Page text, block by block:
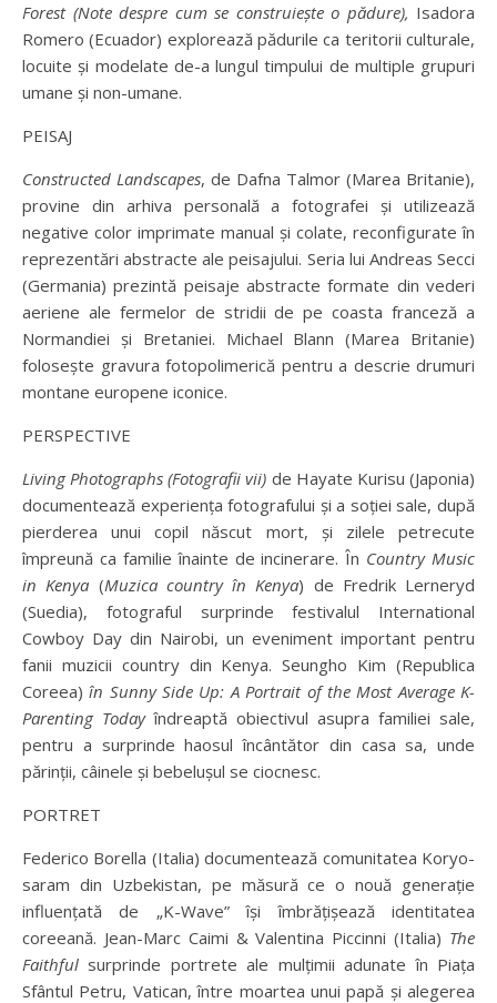
Forest (Note despre cum se construiește o pădure), Isadora
Romero (Ecuador) explorează pădurile ca teritorii culturale,
locuite și modelate de-a lungul timpului de multiple grupuri
umane și non-umane.
PEISAJ
Constructed Landscapes, de Dafna Talmor (Marea Britanie),
provine din arhiva personală a fotografei și utilizează
negative color imprimate manual și colate, reconfigurate în
reprezentări abstracte ale peisajului. Seria lui Andreas Secci
(Germania) prezintă peisaje abstracte formate din vederi
aeriene ale fermelor de stridii de pe coasta franceză a
Normandiei și Bretaniei. Michael Blann (Marea Britanie)
folosește gravura fotopolimerică pentru a descrie drumuri
montane europene iconice.
PERSPECTIVE
Living Photographs (Fotografii vii) de Hayate Kurisu (Japonia)
documentează experiența fotografului și a soției sale, după
pierderea unui copil născut mort, și zilele petrecute
împreună ca familie înainte de incinerare. În Country Music
in Kenya (Muzica country în Kenya) de Fredrik Lerneryd
(Suedia), fotograful surprinde festivalul International
Cowboy Day din Nairobi, un eveniment important pentru
fanii muzicii country din Kenya. Seungho Kim (Republica
Coreea)în Sunny Side Up: A Portrait of the Most Average K-
Parenting Todayîndreaptă obiectivul asupra familiei sale,
pentru a surprinde haosul încântător din casa sa, unde
părinții, câinele și bebelușul se ciocnesc.
PORTRET
Federico Borella (Italia) documentează comunitatea Koryo-
saram din Uzbekistan, pe măsură ce o nouă generație
influențată de „K-Wave” își îmbrățișează identitatea
coreeană. Jean-Marc Caimi & Valentina Piccinni (Italia) The
Faithful surprinde portrete ale mulțimii adunate în Piața
Sfântul Petru, Vatican, între moartea unui papă și alegerea